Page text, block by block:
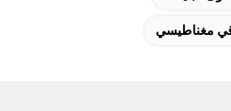
مغناطيسي